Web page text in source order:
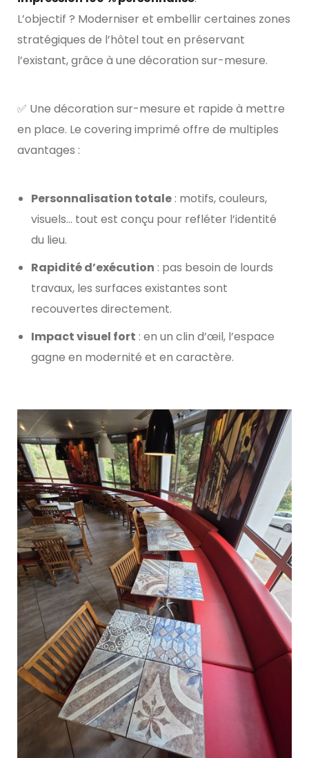
L’objectif ? Moderniser et embellir certaines zones
stratégiques de l’hôtel tout en préservant
l’existant, grâce à une décoration sur-mesure.
✅ Une décoration sur-mesure et rapide à mettre
en place. Le covering imprimé offre de multiples
avantages :
Personnalisation totale : motifs, couleurs,
visuels… tout est conçu pour refléter l’identité
du lieu.
Rapidité d’exécution : pas besoin de lourds
travaux, les surfaces existantes sont
recouvertes directement.
Impact visuel fort : en un clin d’œil, l’espace
gagne en modernité et en caractère.